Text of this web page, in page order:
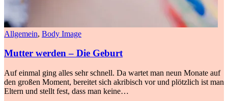
Allgemein, Body Image
Mutter werden – Die Geburt
Auf einmal ging alles sehr schnell. Da wartet man neun Monate auf
den großen Moment, bereitet sich akribisch vor und plötzlich ist man
Eltern und stellt fest, dass man keine…